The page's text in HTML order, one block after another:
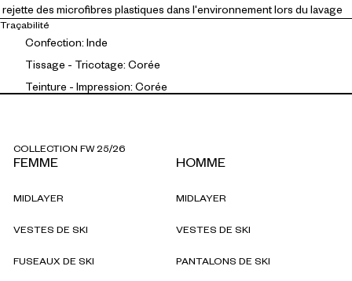
rejette des microfibres plastiques dans l'environnement lors du lavage
Traçabilité
Confection: Inde
Tissage - Tricotage: Corée
Teinture - Impression: Corée
COLLECTION FW 25/26
FEMME
MIDLAYER
VESTES DE SKI
FUSEAUX DE SKI
HOMME
MIDLAYER
VESTES DE SKI
PANTALONS DE SKI